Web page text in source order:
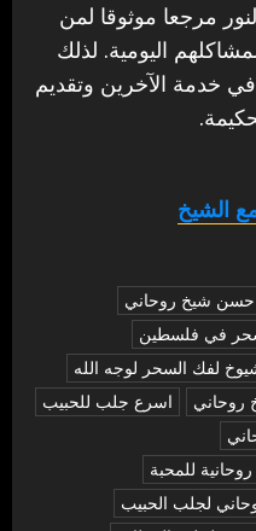
مرجعا موثوقا لمن
اليومية. لذلك
في خدمة الآخرين وتقديم
الشيخ
شيخ روحاني
في فلسطين
لفك السحر لوجه الله
روحاني
اسرع جلب للحبيب
للمحبة
لجلب الحبيب